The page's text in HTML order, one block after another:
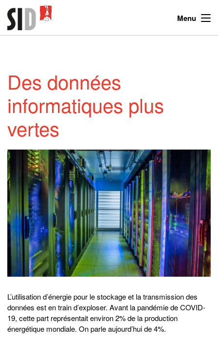
Menu
Des données
informatiques plus
vertes
L’utilisation d’énergie pour le stockage et la transmission des
données est en train d’exploser. Avant la pandémie de COVID-
19, cette part représentait environ 2% de la production
énergétique mondiale. On parle aujourd’hui de 4%.